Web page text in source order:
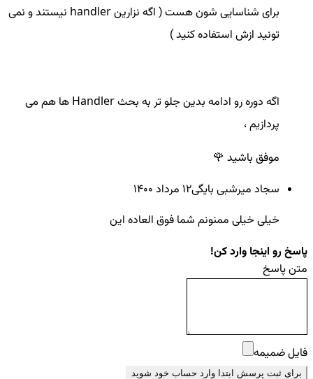
برای شناسایی شون هست ( اگه نزارین handler نیستند و نمی
تونید ازش استفاده کنید )
اگه دوره رو ادامه بدین جلو تر به بحث Handler ها هم می
پردازیم ،
موفق باشید 🌹
سجاد میرشبی بایگی12 مرداد ۱۴۰۰
خیلی خیلی ممنونم شما فوق العاده این
پاسخ رو اینجا وارد کن!
متن پاسخ
فایل ضمیمه
برای ثبت پرسش ابتدا وارد حساب خود شوید